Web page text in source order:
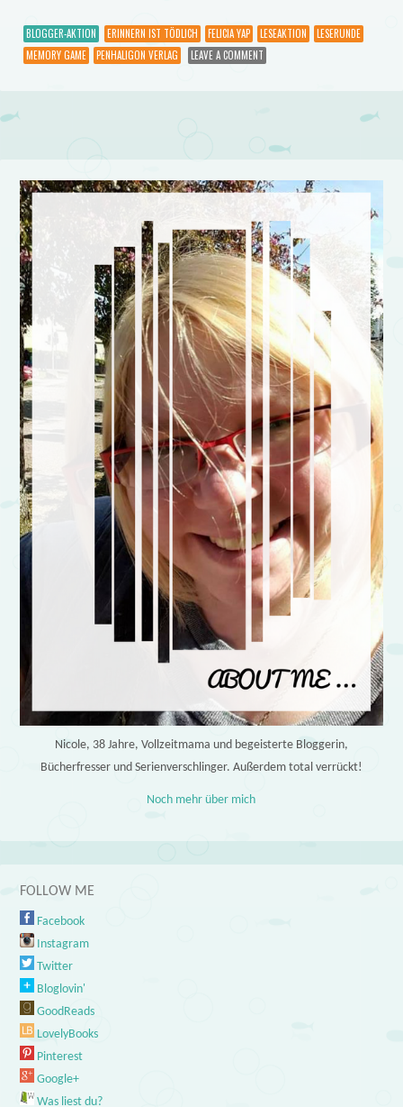
BLOGGER-AKTION ERINNERN IST TÖDLICH FELICIA YAP LESEAKTION
LESERUNDE
MEMORY GAME
PENHALIGON VERLAG LEAVE A COMMENT
Post navigation
Nicole, 38 Jahre, Vollzeitmama und begeisterte Bloggerin,
Bücherfresser und Serienverschlinger. Außerdem total verrückt!
Noch mehr über mich
FOLLOW ME
Facebook
Instagram
Twitter
Bloglovin'
GoodReads
LovelyBooks
Pinterest
Google+
Was liest du?